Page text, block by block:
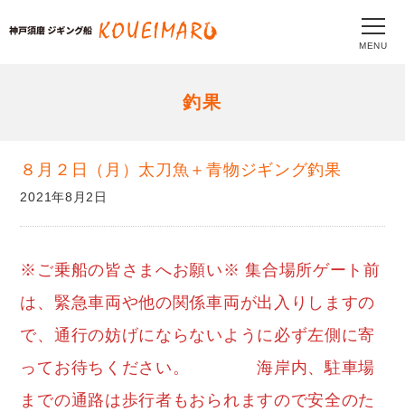
MENU
釣果
８月２日（月）太刀魚＋青物ジギング釣果
2021年8月2日
※ご乗船の皆さまへお願い※ 集合場所ゲート前
は、緊急車両や他の関係車両が出入りしますの
で、通行の妨げにならないように必ず左側に寄
ってお待ちください。 海岸内、駐車場
までの通路は歩行者もおられますので安全のた